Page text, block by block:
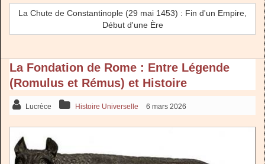
La Chute de Constantinople (29 mai 1453) : Fin d'un Empire,
Début d'une Ère
La Fondation de Rome : Entre Légende
(Romulus et Rémus) et Histoire
Lucrèce Histoire Universelle 6 mars 2026